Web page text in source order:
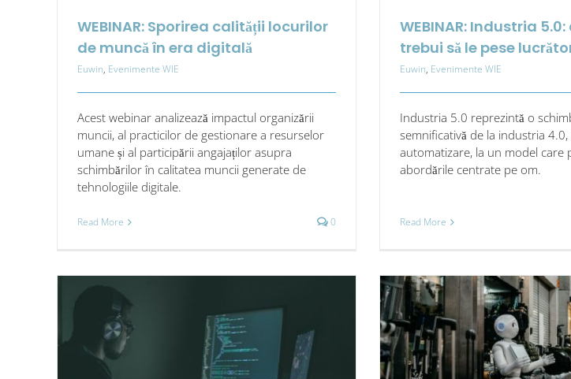
WEBINAR: Sporirea calității locurilor
de muncă în era digitală
Euwin, Evenimente WIE
Acest webinar analizează impactul organizării
muncii, al practicilor de gestionare a resurselor
umane și al participării angajaților asupra
schimbărilor în calitatea muncii generate de
tehnologiile digitale.
Read More 0
WEBINAR: Industria
trebui să le pese
Euwin, Evenimente WIE
Industria 5.0 reprezintă o
semnificativă de la industria 4.0,
automatizare, la un model care
abordările centrate pe om.
Read More